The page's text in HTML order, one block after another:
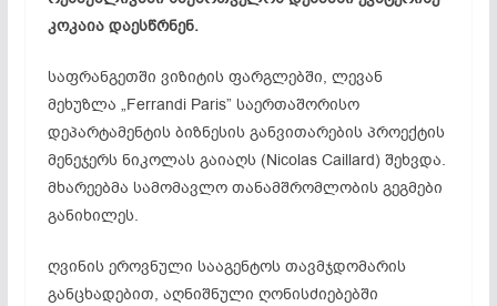
კოკაია დაესწრნენ.
საფრანგეთში ვიზიტის ფარგლებში, ლევან
მეხუზლა „Ferrandi Paris” საერთაშორისო
დეპარტამენტის ბიზნესის განვითარების პროექტის
მენეჯერს ნიკოლას გაიაღს (Nicolas Caillard) შეხვდა.
მხარეებმა სამომავლო თანამშრომლობის გეგმები
განიხილეს.
ღვინის ეროვნული სააგენტოს თავმჯდომარის
განცხადებით, აღნიშნული ღონისძიებებში